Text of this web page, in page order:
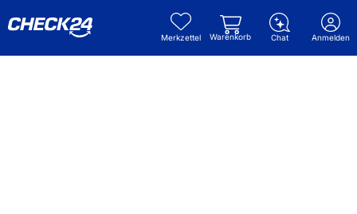
Merkzettel Warenkorb Chat Anmelden